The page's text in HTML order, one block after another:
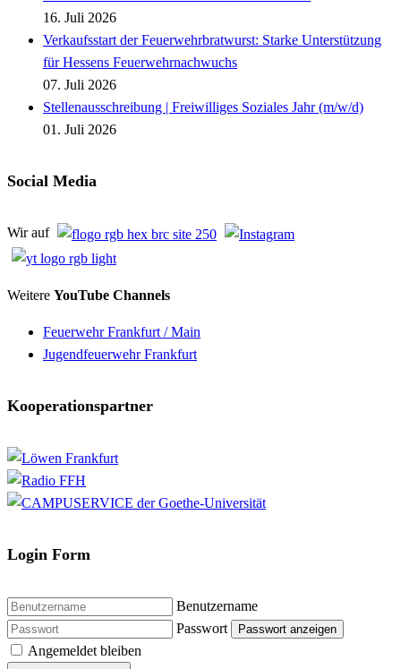
16. Juli 2026
Verkaufsstart der Feuerwehrbratwurst: Starke Unterstützung
für Hessens Feuerwehrnachwuchs
07. Juli 2026
Stellenausschreibung | Freiwilliges Soziales Jahr (m/w/d)
01. Juli 2026
Social Media
Wir auf
Weitere YouTube Channels
Feuerwehr Frankfurt / Main
Jugendfeuerwehr Frankfurt
Kooperationspartner
Login Form
Benutzername
Passwort
Passwort anzeigen
Angemeldet bleiben